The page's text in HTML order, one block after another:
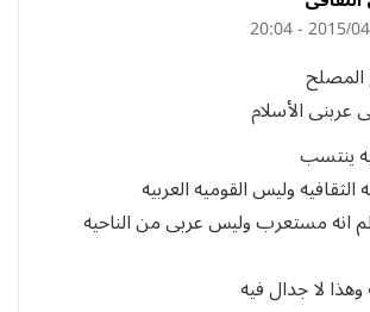
2015/04/18
عربنى الأسلام
ينتسب
وليس القوميه العربيه
انه مستعرب وليس عربى من الناحيه
لا جدال فيه